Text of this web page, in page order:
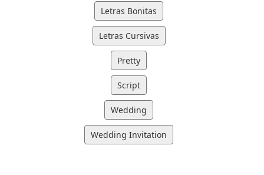
Letras Bonitas
Letras Cursivas
Pretty
Script
Wedding
Wedding Invitation